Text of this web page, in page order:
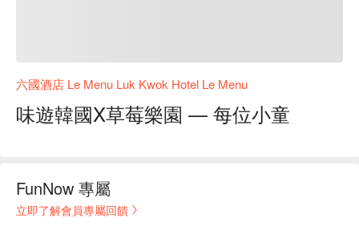
六國酒店 Le Menu Luk Kwok Hotel Le Menu
味遊韓國X草莓樂園 — 每位小童
FunNow 專屬
立即了解會員專屬回饋